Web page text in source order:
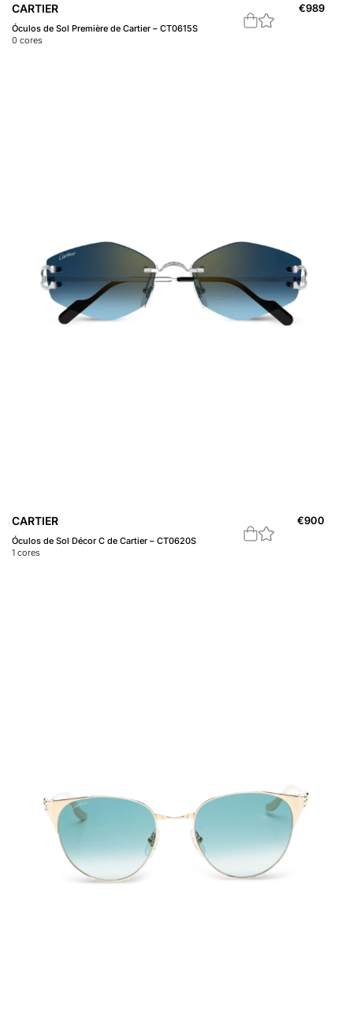
CARTIER
Óculos de Sol Première de Cartier – CT0615S
0 cores
€989
CARTIER
Óculos de Sol Décor C de Cartier – CT0620S
1 cores
€900